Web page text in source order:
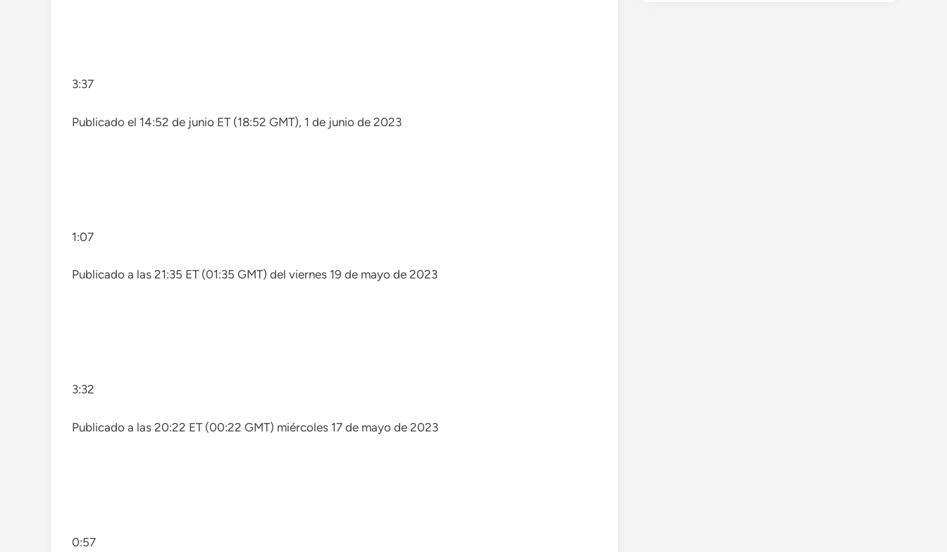
3:37
Publicado el 14:52 de junio ET (18:52 GMT), 1 de junio de 2023
1:07
Publicado a las 21:35 ET (01:35 GMT) del viernes 19 de mayo de 2023
3:32
Publicado a las 20:22 ET (00:22 GMT) miércoles 17 de mayo de 2023
0:57